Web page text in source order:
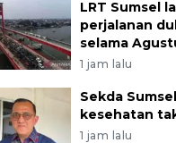
LRT Sumsel
perjalanan
selama
1 jam lalu
Sekda
kesehatan
1 jam lalu